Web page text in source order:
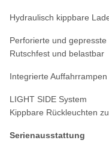
Hydraulisch kippbare
Perforierte und
Rutschfest und belastbar
Integrierte Auffahrrampen
LIGHT SIDE System
Kippbare Rückleuchten
Serienausstattung